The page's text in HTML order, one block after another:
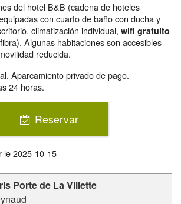
del hotel B&B (cadena de hoteles
con cuarto de baño con ducha y
climatización individual, wifi gratuito
Algunas habitaciones son accesibles
reducida.
Aparcamiento privado de pago.
24 horas.
Reservar
le2025-10-15
Porte de La Villette